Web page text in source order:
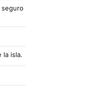
seguro
la isla.